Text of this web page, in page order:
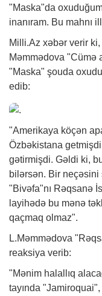
"Maska"da
inanıram. Bu mahnı
Milli.Az xəbər verir
Məmmədova "Cümə
"Maska" şouda
edib:
"Amerikaya köçən
Özbəkistana
gətirmişdi. Gəldi ki,
bilərsən. Bir
"Bivəfa"nı Rəqsanə
layihədə bu mənə
qaçmaq olmaz".
L.Məmmədova
reaksiya verib:
"Mənim halallıq
tayında